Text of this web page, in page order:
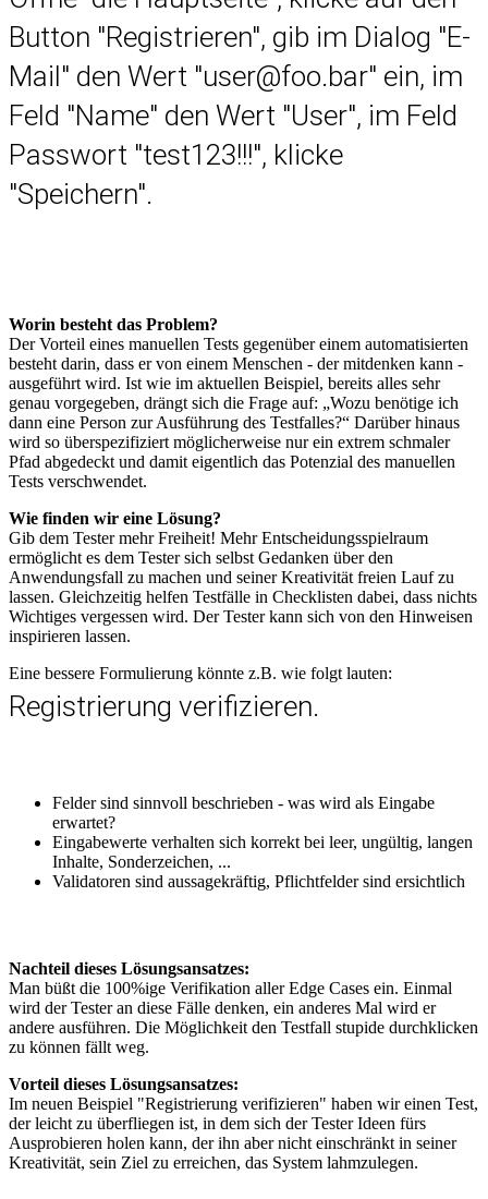
Button "Registrieren", gib im Dialog "E-
Mail" den Wert "user@foo.bar" ein, im
Feld "Name" den Wert "User", im Feld
Passwort "test123!!!", klicke
"Speichern".
Worin besteht das Problem?
Der Vorteil eines manuellen Tests gegenüber einem automatisierten
besteht darin, dass er von einem Menschen - der mitdenken kann -
ausgeführt wird. Ist wie im aktuellen Beispiel, bereits alles sehr
genau vorgegeben, drängt sich die Frage auf: „Wozu benötige ich
dann eine Person zur Ausführung des Testfalles?“ Darüber hinaus
wird so überspezifiziert möglicherweise nur ein extrem schmaler
Pfad abgedeckt und damit eigentlich das Potenzial des manuellen
Tests verschwendet.
Wie finden wir eine Lösung?
Gib dem Tester mehr Freiheit! Mehr Entscheidungsspielraum
ermöglicht es dem Tester sich selbst Gedanken über den
Anwendungsfall zu machen und seiner Kreativität freien Lauf zu
lassen. Gleichzeitig helfen Testfälle in Checklisten dabei, dass nichts
Wichtiges vergessen wird. Der Tester kann sich von den Hinweisen
inspirieren lassen.
Eine bessere Formulierung könnte z.B. wie folgt lauten:
Registrierung verifizieren.
Felder sind sinnvoll beschrieben - was wird als Eingabe
erwartet?
Eingabewerte verhalten sich korrekt bei leer, ungültig, langen
Inhalte, Sonderzeichen, ...
Validatoren sind aussagekräftig, Pflichtfelder sind ersichtlich
Nachteil dieses Lösungsansatzes:
Man büßt die 100%ige Verifikation aller Edge Cases ein. Einmal
wird der Tester an diese Fälle denken, ein anderes Mal wird er
andere ausführen. Die Möglichkeit den Testfall stupide durchklicken
zu können fällt weg.
Vorteil dieses Lösungsansatzes:
Im neuen Beispiel "Registrierung verifizieren" haben wir einen Test,
der leicht zu überfliegen ist, in dem sich der Tester Ideen fürs
Ausprobieren holen kann, der ihn aber nicht einschränkt in seiner
Kreativität, sein Ziel zu erreichen, das System lahmzulegen.